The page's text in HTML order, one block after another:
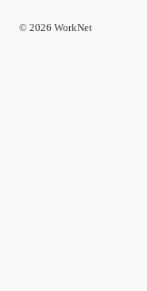
© 2026 WorkNet